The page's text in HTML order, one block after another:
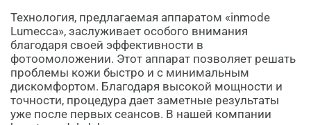
Технология, предлагаемая аппаратом «inmode
Lumecca», заслуживает особого внимания
благодаря своей эффективности в
фотоомоложении. Этот аппарат позволяет решать
проблемы кожи быстро и с минимальным
дискомфортом. Благодаря высокой мощности и
точности, процедура дает заметные результаты
уже после первых сеансов. В нашей компании